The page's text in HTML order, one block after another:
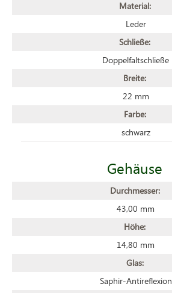
Material:
Leder
Schließe:
Doppelfaltschließe
Breite:
22 mm
Farbe:
schwarz
Gehäuse
Durchmesser:
43,00 mm
Höhe:
14,80 mm
Glas:
Saphir-Antireflexion